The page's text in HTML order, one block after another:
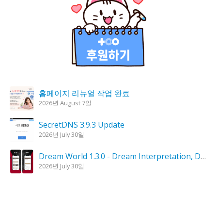
홈페이지 리뉴얼 작업 완료
2026년 August 7일
SecretDNS 3.9.3 Update
2026년 July 30일
Dream World 1.3.0 - Dream Interpretation, Dream Analysis
2026년 July 30일